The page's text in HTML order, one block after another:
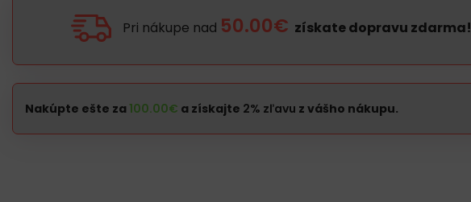
Pri nákupe nad 50.00€ získate dopravu zdarma!
Nakúpte ešte za 100.00€ a získajte 2% zľavu z vášho nákupu.